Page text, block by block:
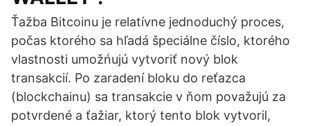
Ťažba Bitcoinu je relatívne jednoduchý proces,
počas ktorého sa hľadá špeciálne číslo, ktorého
vlastnosti umožńujú vytvoriť nový blok
transakcií. Po zaradení bloku do reťazca
(blockchainu) sa transakcie v ňom považujú za
potvrdené a ťažiar, ktorý tento blok vytvoril,